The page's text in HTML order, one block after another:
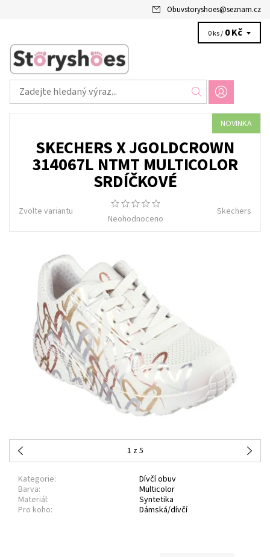
Obuvstoryshoes@seznam.cz
0 ks / 0 Kč
NOVINKA
SKECHERS X JGOLDCROWN
314067L NTMT MULTICOLOR
SRDÍČKOVÉ
Zvolte variantu
Neohodnoceno
Skechers
1 z 5
Kategorie:
Dívčí obuv
Barva:
Multicolor
Materiál:
Syntetika
Pro koho:
Dámská/dívčí